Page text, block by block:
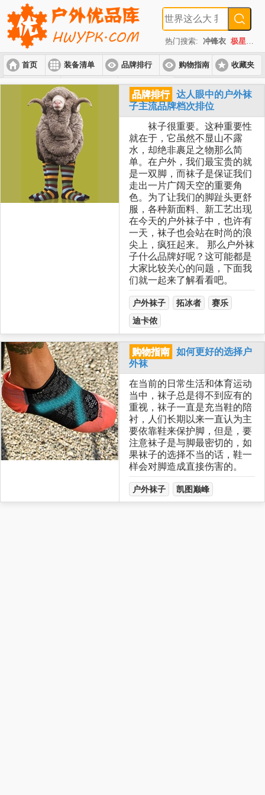
热门搜索: 冲锋衣 极星
首页 装备清单 品牌排行 购物指南
入门套装 进阶套装 高端套装
收藏夹
品牌排行
达人眼中的户外袜
子主流品牌档次排位
袜子很重要。这种重要性
就在于，它虽然不显山不露
水，却绝非裹足之物那么简
单。在户外，我们最宝贵的就
是一双脚，而袜子是保证我们
走出一片广阔天空的重要角
色。为了让我们的脚趾头更舒
服，各种新面料、新工艺出现
在今天的户外袜子中，也许有
一天，袜子也会站在时尚的浪
尖上，疯狂起来。 那么户外袜
子什么品牌好呢？这可能都是
大家比较关心的问题，下面我
们就一起来了解看看吧。
户外袜子 拓冰者
赛乐
迪卡侬
购物指南
如何更好的选择户
外袜
在当前的日常生活和体育运动
当中，袜子总是得不到应有的
重视，袜子一直是充当鞋的陪
衬，人们长期以来一直认为主
要依靠鞋来保护脚，但是，要
注意袜子是与脚最密切的，如
果袜子的选择不当的话，鞋一
样会对脚造成直接伤害的。
户外袜子 凯图巅峰